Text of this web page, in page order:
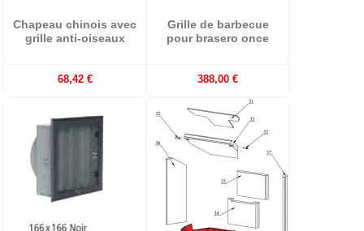
Chapeau chinois avec
grille anti-oiseaux
68,42 €
Grille de barbecue
pour brasero once
388,00 €